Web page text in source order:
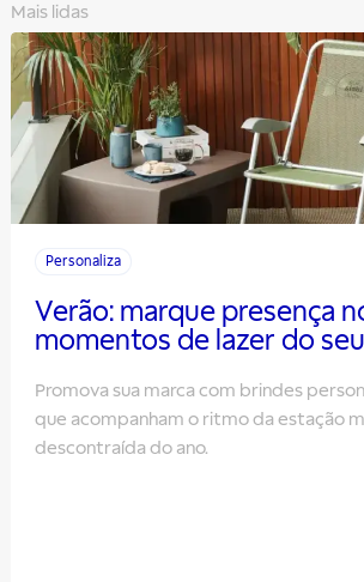
Mais lidas
Personaliza
Verão: marque presença
momentos de lazer do
Promova sua marca com brindes
que acompanham o ritmo da estação
descontraída do ano.